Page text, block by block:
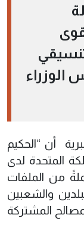
الوزراء
أن “الحكيم
المتحدة لدى
من الملفات
والشعبين
المشتركة